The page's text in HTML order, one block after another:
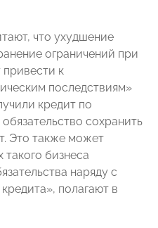
что ухудшение
ограничений при
к
последствиям»
кредит по
сохранить
Это также может
такого бизнеса
наряду с
полагают в